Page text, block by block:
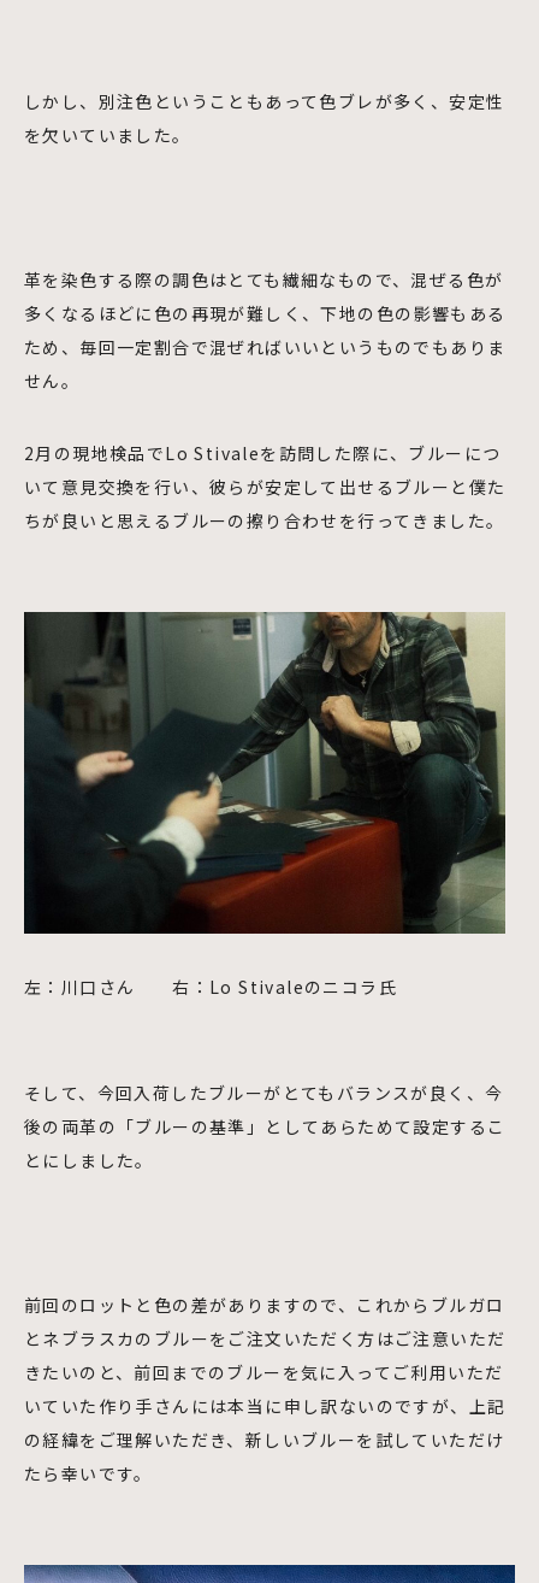
しかし、別注色ということもあって色ブレが多く、安定性
を欠いていました。
革を染色する際の調色はとても繊細なもので、混ぜる色が
多くなるほどに色の再現が難しく、下地の色の影響もある
ため、毎回一定割合で混ぜればいいというものでもありま
せん。
2月の現地検品でLo Stivaleを訪問した際に、ブルーにつ
いて意見交換を行い、彼らが安定して出せるブルーと僕た
ちが良いと思えるブルーの擦り合わせを行ってきました。
左：川口さん 右：Lo Stivaleのニコラ氏
そして、今回入荷したブルーがとてもバランスが良く、今
後の両革の「ブルーの基準」としてあらためて設定するこ
とにしました。
前回のロットと色の差がありますので、これからブルガロ
とネブラスカのブルーをご注文いただく方はご注意いただ
きたいのと、前回までのブルーを気に入ってご利用いただ
いていた作り手さんには本当に申し訳ないのですが、上記
の経緯をご理解いただき、新しいブルーを試していただけ
たら幸いです。